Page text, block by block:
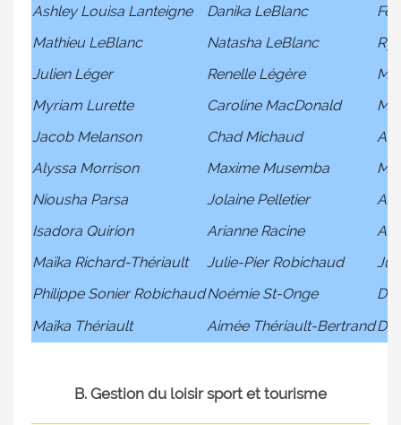
Ashley Louisa Lanteigne
Danika LeBlanc
Mathieu LeBlanc
Natasha LeBlanc
Julien Léger
Renelle Légère
Myriam Lurette
Caroline MacDonald
Jacob Melanson
Chad Michaud
Alyssa Morrison
Maxime Musemba
Niousha Parsa
Jolaine Pelletier
Isadora Quirion
Arianne Racine
Maïka Richard-Thériault
Julie-Pier Robichaud
Philippe Sonier RobichaudNoémie St-Onge
Maïka Thériault
Aimée Thériault-Bertrand
B. Gestion du loisir sport et tourisme